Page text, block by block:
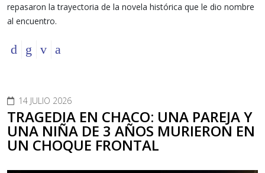
repasaron la trayectoria de la novela histórica que le dio nombre
al encuentro.
14 JULIO 2026
TRAGEDIA EN CHACO: UNA PAREJA Y
UNA NIÑA DE 3 AÑOS MURIERON EN
UN CHOQUE FRONTAL